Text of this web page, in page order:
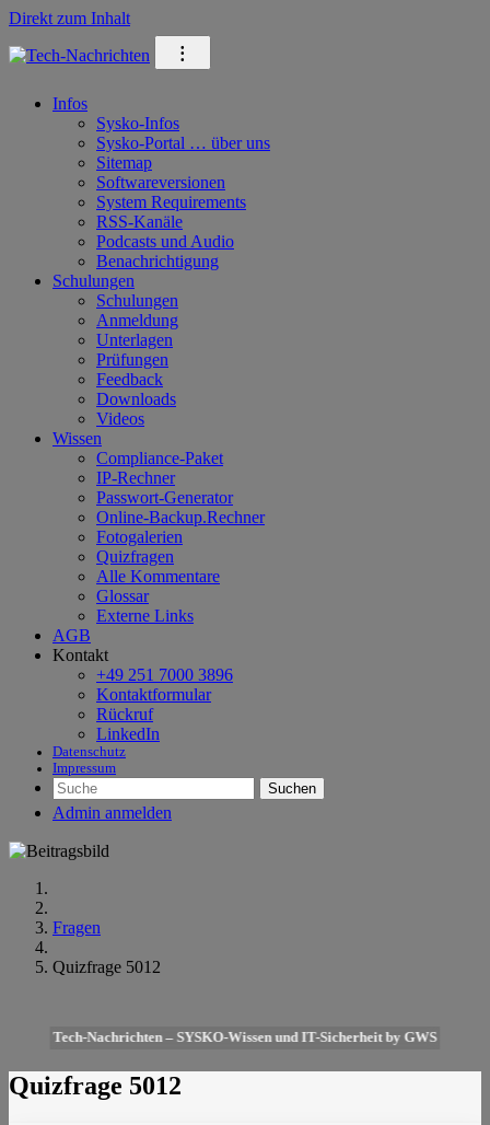
Direkt zum Inhalt
⁝
Infos
Sysko-Infos
Sysko-Portal … über uns
Sitemap
Softwareversionen
System Requirements
RSS-Kanäle
Podcasts und Audio
Benachrichtigung
Schulungen
Schulungen
Anmeldung
Unterlagen
Prüfungen
Feedback
Downloads
Videos
Wissen
Compliance-Paket
IP-Rechner
Passwort-Generator
Online-Backup.Rechner
Fotogalerien
Quizfragen
Alle Kommentare
Glossar
Externe Links
AGB
Kontakt
+49 251 7000 3896
Kontaktformular
Rückruf
LinkedIn
Datenschutz
Impressum
Suchen
Admin anmelden
Fragen
Quizfrage 5012
Tech-Nachrichten – SYSKO-Wissen und IT-Sicherheit by GWS
Quizfrage 5012